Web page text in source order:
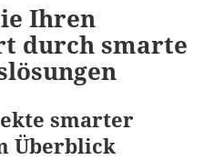
Ihren
durch smarte
smarter
Überblick